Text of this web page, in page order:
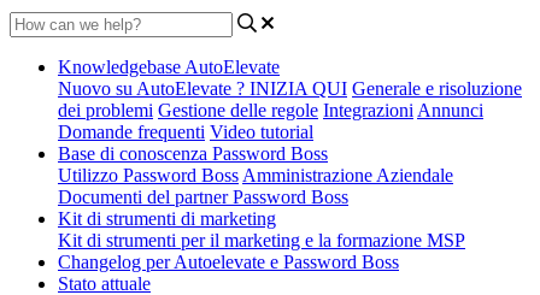
Knowledgebase AutoElevate
Nuovo su AutoElevate ? INIZIA QUI Generale e risoluzione
dei problemi Gestione delle regole Integrazioni Annunci
Domande frequenti Video tutorial
Base di conoscenza Password Boss
Utilizzo Password Boss Amministrazione Aziendale
Documenti del partner Password Boss
Kit di strumenti di marketing
Kit di strumenti per il marketing e la formazione MSP
Changelog per Autoelevate e Password Boss
Stato attuale